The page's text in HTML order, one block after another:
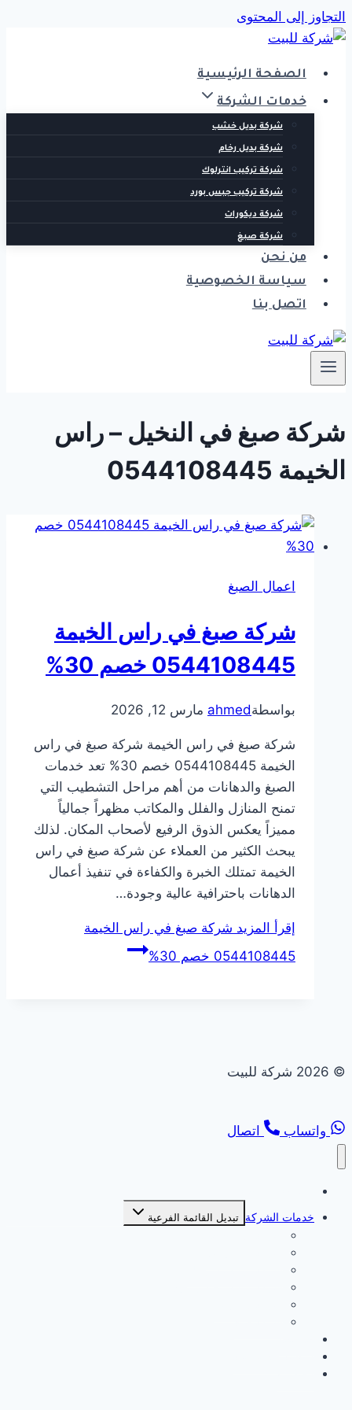
التجاوز إلى المحتوى
الصفحة الرئيسية
خدمات الشركة
شركة بديل خشب
شركة بديل رخام
شركة تركيب انترلوك
شركة تركيب جبس بورد
شركة ديكورات
شركة صبغ
من نحن
سياسة الخصوصية
اتصل بنا
شركة صبغ في النخيل – راس
الخيمة 0544108445
اعمال الصبغ
شركة صبغ في راس الخيمة
0544108445 خصم 30%
بواسطةahmed مارس 12, 2026
شركة صبغ في راس الخيمة شركة صبغ في راس
الخيمة 0544108445 خصم 30% تعد خدمات
الصبغ والدهانات من أهم مراحل التشطيب التي
تمنح المنازل والفلل والمكاتب مظهراً جمالياً
مميزاً يعكس الذوق الرفيع لأصحاب المكان. لذلك
يبحث الكثير من العملاء عن شركة صبغ في راس
الخيمة تمتلك الخبرة والكفاءة في تنفيذ أعمال
الدهانات باحترافية عالية وجودة…
إقرأ المزيد شركة صبغ في راس الخيمة
0544108445 خصم 30%
© 2026 شركة للبيت
واتساب اتصال
خدمات الشركة تبديل القائمة الفرعية